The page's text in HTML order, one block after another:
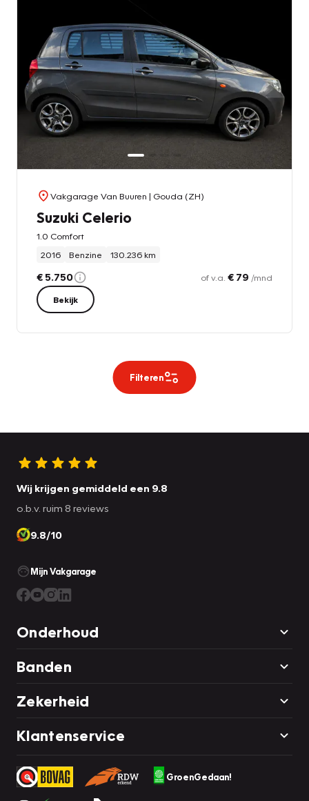
Vakgarage Van Buuren | Gouda (ZH)
Suzuki Celerio
1.0 Comfort
2016
Benzine 130.236 km
€ 5.750 of v.a. € 79 /mnd
Bekijk
Filteren
Wij krijgen gemiddeld een 9.8
o.b.v. ruim 8 reviews
9.8/10
Mijn Vakgarage
Onderhoud
Banden
Zekerheid
Klantenservice
GroenGedaan!